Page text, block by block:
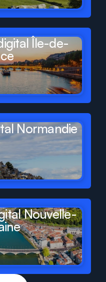
Île-de-
Normandie
Nouvelle-